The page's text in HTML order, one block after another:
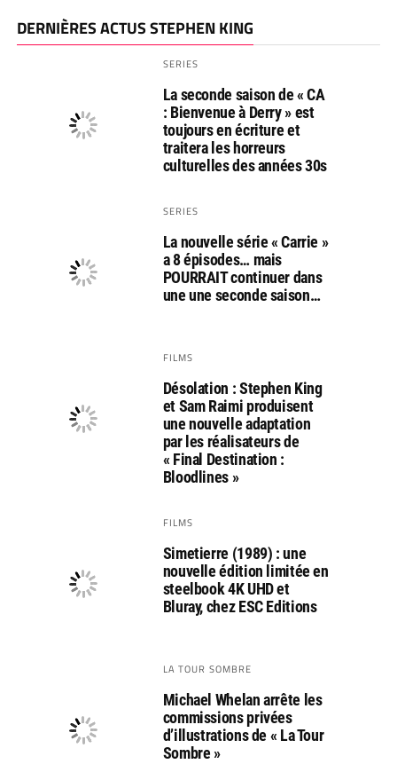
DERNIÈRES ACTUS STEPHEN KING
SERIES
La seconde saison de « CA
: Bienvenue à Derry » est
toujours en écriture et
traitera les horreurs
culturelles des années 30s
SERIES
La nouvelle série « Carrie »
a 8 épisodes… mais
POURRAIT continuer dans
une une seconde saison…
FILMS
Désolation : Stephen King
et Sam Raimi produisent
une nouvelle adaptation
par les réalisateurs de
« Final Destination :
Bloodlines »
FILMS
Simetierre (1989) : une
nouvelle édition limitée en
steelbook 4K UHD et
Bluray, chez ESC Editions
LA TOUR SOMBRE
Michael Whelan arrête les
commissions privées
d’illustrations de « La Tour
Sombre »